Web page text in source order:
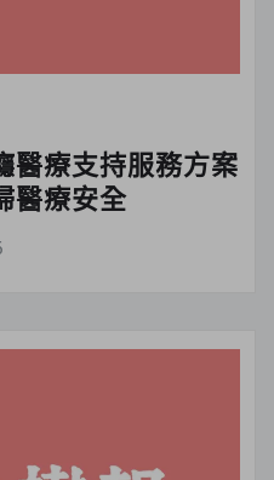
醫療支持服務方案
醫療安全